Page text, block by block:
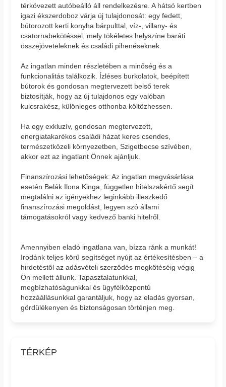
térkövezett autóbeálló áll rendelkezésre. A hátsó kertben
igazi ékszerdoboz várja új tulajdonosát: egy fedett,
bútorozott kerti konyha bárpulttal, víz-, villany- és
csatornabekötéssel, mely tökéletes helyszíne baráti
összejöveteleknek és családi pihenéseknek.
Az ingatlan minden részletében a minőség és a
funkcionalitás találkozik. Ízléses burkolatok, beépített
bútorok és gondosan megtervezett belső terek
biztosítják, hogy az új tulajdonos egy valóban
kulcsrakész, különleges otthonba költözhessen.
Ha egy exkluzív, gondosan megtervezett,
energiatakarékos családi házat keres csendes,
természetközeli környezetben, Szigetbecse szívében,
akkor ezt az ingatlant Önnek ajánljuk.
Finanszírozási lehetőségek: Az ingatlan megvásárlása
esetén Belák Ilona Kinga, független hitelszakértő segít
megtalálni az igényekhez leginkább illeszkedő
finanszírozási megoldást, legyen szó állami
támogatásokról vagy kedvező banki hitelről.
Amennyiben eladó ingatlana van, bízza ránk a munkát!
Irodánk teljes körű segítséget nyújt az értékesítésben – a
hirdetéstől az adásvételi szerződés megkötéséig végig
Ön mellett állunk. Tapasztalatunkkal,
megbízhatóságunkkal és ügyfélközpontú
hozzáállásunkkal garantáljuk, hogy az eladás gyorsan,
gördülékenyen és biztonságosan történjen meg.
TÉRKÉP